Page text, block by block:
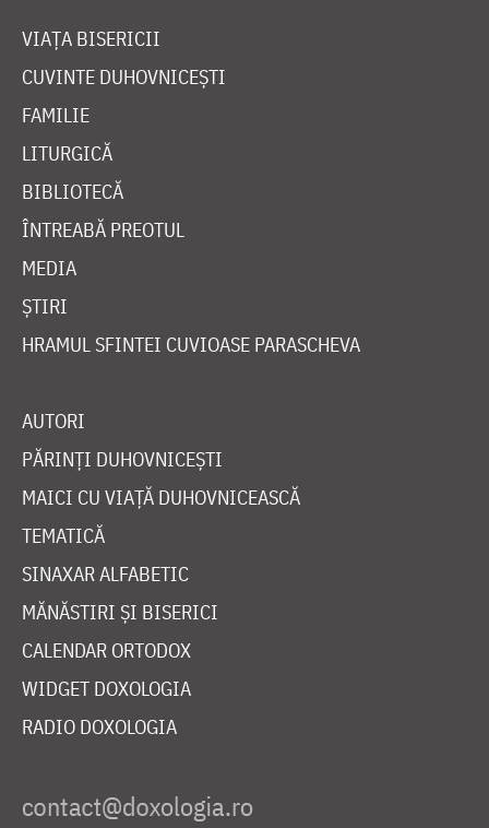
VIAȚA BISERICII
CUVINTE DUHOVNICEȘTI
FAMILIE
LITURGICĂ
BIBLIOTECĂ
ÎNTREABĂ PREOTUL
MEDIA
ȘTIRI
HRAMUL SFINTEI CUVIOASE PARASCHEVA
AUTORI
PĂRINȚI DUHOVNICEȘTI
MAICI CU VIAȚĂ DUHOVNICEASCĂ
TEMATICĂ
SINAXAR ALFABETIC
MĂNĂSTIRI ȘI BISERICI
CALENDAR ORTODOX
WIDGET DOXOLOGIA
RADIO DOXOLOGIA